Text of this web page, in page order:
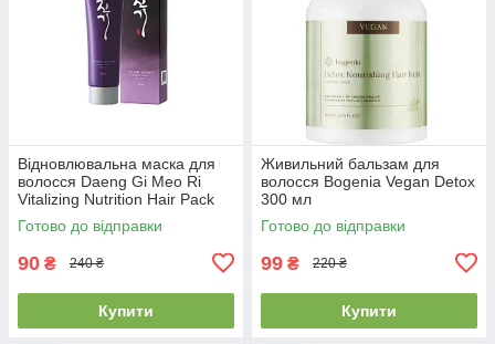
Відновлювальна маска для
волосся Daeng Gi Meo Ri
Vitalizing Nutrition Hair Pack
120ml EXP28/08/26
Готово до відправки
90 ₴ 240 ₴
Купити
Живильний бальзам для
волосся Bogenia Vegan Detox
300 мл
Готово до відправки
99 ₴ 220 ₴
Купити